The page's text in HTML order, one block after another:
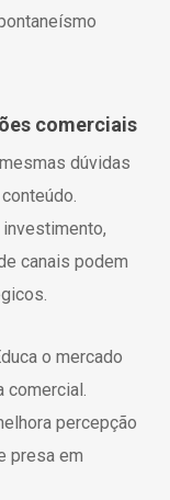
comerciais
dúvidas
canais podem
o mercado
comercial.
percepção
presa em